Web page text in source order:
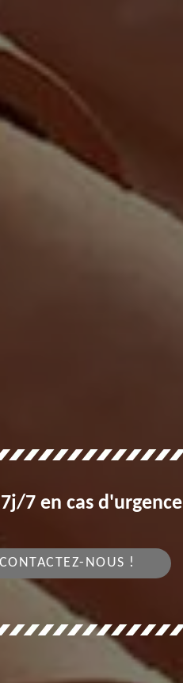
7 en cas d'urgence
CONTACTEZ-NOUS !